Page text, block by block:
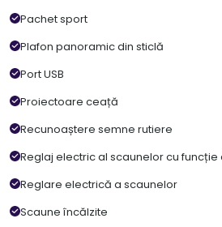
Pachet sport
Plafon panoramic din sticlă
Port USB
Proiectoare ceață
Recunoaștere semne rutiere
Reglaj electric al scaunelor cu
Reglare electrică a scaunelor
Scaune încălzite